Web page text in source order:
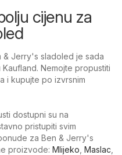
cijenu za
& Jerry's sladoled je sada
Nemojte propustiti
i kupujte po izvrsnim
dostupni su na
pristupiti svim
za Ben & Jerry's
proizvode: Mlijeko Maslac